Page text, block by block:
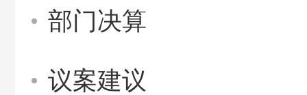
部门决算
议案建议